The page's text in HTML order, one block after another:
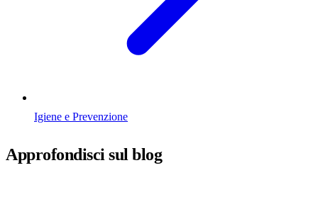
Igiene e Prevenzione
Approfondisci sul blog